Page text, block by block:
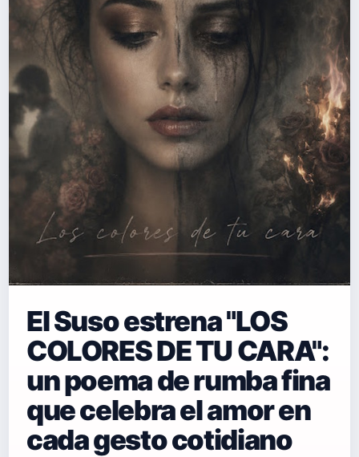
El Suso estrena "LOS
COLORES DE TU CARA":
un poema de rumba fina
que celebra el amor en
cada gesto cotidiano